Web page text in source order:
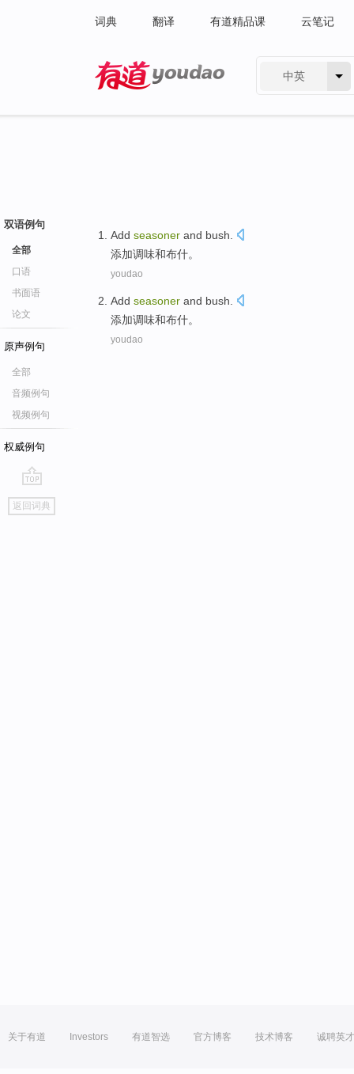
词典 翻译 有道精品课 云笔记
中英
双语例句
全部
口语
书面语
论文
原声例句
全部
音频例句
视频例句
权威例句
go
top
返回词典
Add seasoner and bush
添加调味和布什。
youdao
Add seasoner and bush
添加调味和布什。
youdao
关于有道 Investors 有道智选 官方博客 技术博客 诚聘英才